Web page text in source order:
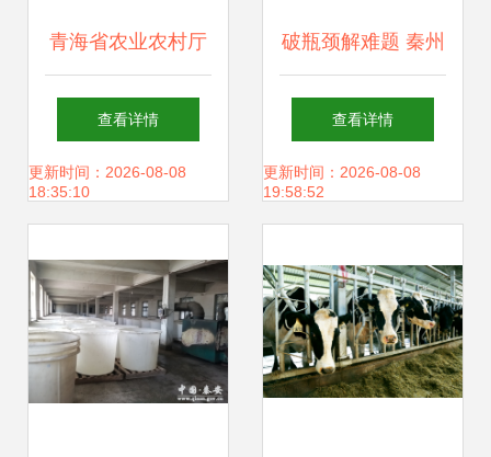
青海省农业农村厅
赴平安区开展畜牧
业安全生产及饲料
查看详情
更新时间：2026-08-08
18:35:10
破瓶颈解难题 秦州
多措并举扶持畜牧
企业稳健发展
查看详情
更新时间：2026-08-08
19:58:52